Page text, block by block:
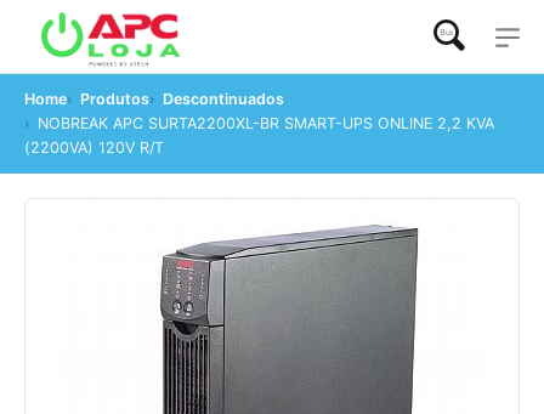
Buscar...
Home Produtos
Descontinuados
NOBREAK APC SURTA2200XL-BR SMART-UPS ONLINE 2,2 KVA
(2200VA) 120V R/T